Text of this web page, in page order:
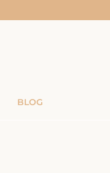
BLOG